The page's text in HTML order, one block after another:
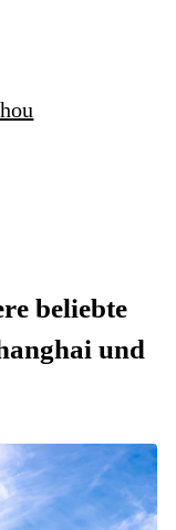
beliebte
und